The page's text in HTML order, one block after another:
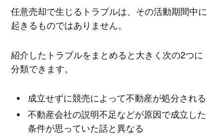
任意売却で生じるトラブルは、その活動期間中に
起きるものではありません。
紹介したトラブルをまとめると大きく次の2つに
分類できます。
成立せずに競売によって不動産が処分される
不動産会社の説明不足などが原因で成立した
条件が思っていた話と異なる